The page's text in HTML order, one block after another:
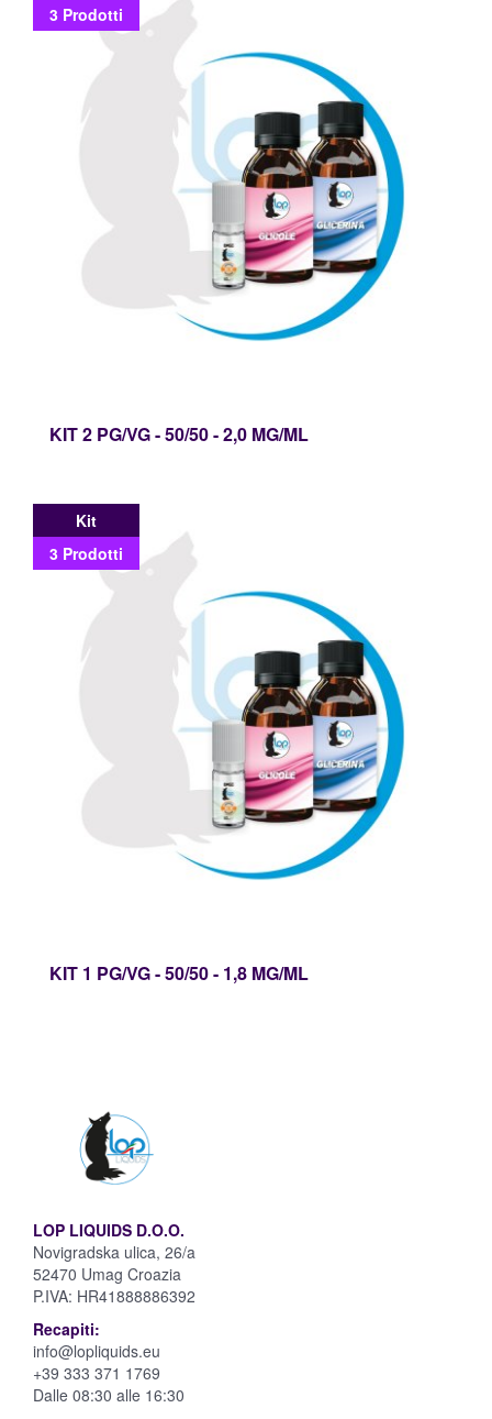
3 Prodotti
KIT 2 PG/VG - 50/50 - 2,0 MG/ML
Kit
3 Prodotti
KIT 1 PG/VG - 50/50 - 1,8 MG/ML
LOP LIQUIDS D.O.O.
Novigradska ulica, 26/a
52470 Umag Croazia
P.IVA: HR41888886392
Recapiti:
info@lopliquids.eu
+39 333 371 1769
Dalle 08:30 alle 16:30